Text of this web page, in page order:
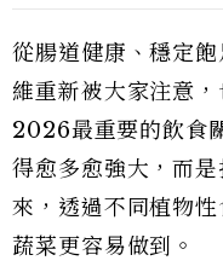
從腸道健康、穩定
維重新被大家注意
2026最重要的飲食
得愈多愈強大，而
來，透過不同植物
蔬菜更容易做到。